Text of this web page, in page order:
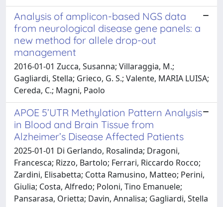
Analysis of amplicon-based NGS data
from neurological disease gene panels: a
new method for allele drop-out
management
2016-01-01 Zucca, Susanna; Villaraggia, M.;
Gagliardi, Stella; Grieco, G. S.; Valente, MARIA LUISA;
Cereda, C.; Magni, Paolo
APOE 5’UTR Methylation Pattern Analysis
in Blood and Brain Tissue from
Alzheimer’s Disease Affected Patients
2025-01-01 Di Gerlando, Rosalinda; Dragoni,
Francesca; Rizzo, Bartolo; Ferrari, Riccardo Rocco;
Zardini, Elisabetta; Cotta Ramusino, Matteo; Perini,
Giulia; Costa, Alfredo; Poloni, Tino Emanuele;
Pansarasa, Orietta; Davin, Annalisa; Gagliardi, Stella